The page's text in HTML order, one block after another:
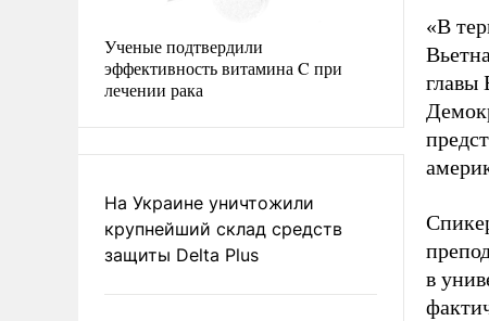
Ученые подтвердили
эффективность витамина C при
лечении рака
На Украине уничтожили
крупнейший склад средств
защиты Delta Plus
«В
главы
в